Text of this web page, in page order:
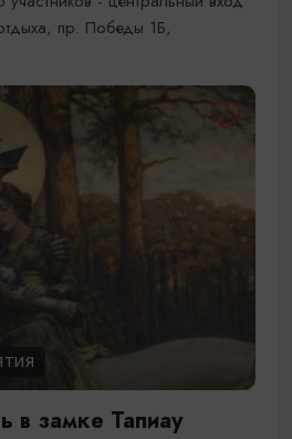
пр. Победы 1Б,
в замке Тапиау